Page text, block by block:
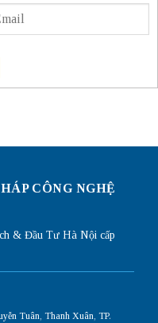
CÔNG NGHỆ
& Đầu Tư Hà Nội cấp
Tuân, Thanh Xuân, TP.